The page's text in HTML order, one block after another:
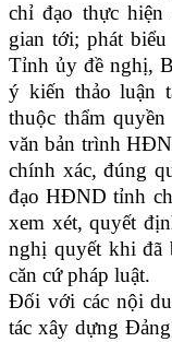
chỉ đạo thực
gian tới; phát
Tỉnh ủy đề nghị,
ý kiến thảo luận
thuộc thẩm
văn bản trình
chính xác, đúng
đạo HĐND tỉnh
xem xét, quyết
nghị quyết khi đã
căn cứ pháp luật.
Đối với các nội
tác xây dựng